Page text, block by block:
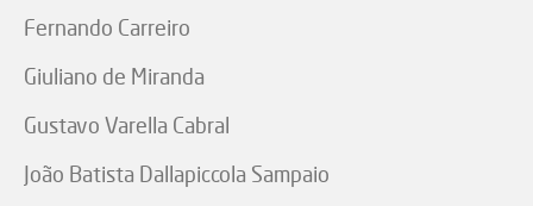
Fernando Carreiro
Giuliano de Miranda
Gustavo Varella Cabral
João Batista Dallapiccola Sampaio